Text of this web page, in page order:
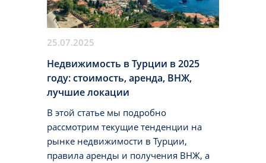
25.07.2025
Недвижимость в Турции в 2025
году: стоимость, аренда, ВНЖ,
лучшие локации
В этой статье мы подробно
рассмотрим текущие тенденции на
рынке недвижимости в Турции,
правила аренды и получения ВНЖ, а